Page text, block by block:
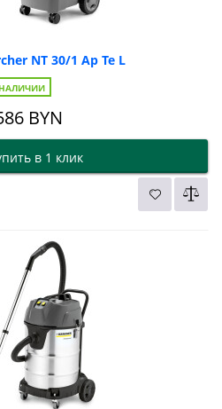
NT 30/1 Ap Te L
BYN
в 1 клик